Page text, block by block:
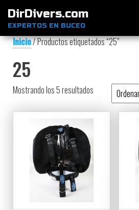
DirDivers.com
EXPERTOS EN BUCEO
Inicio/ Productos etiquetados “25”
25
Mostrando los 5 resultados Ordenado